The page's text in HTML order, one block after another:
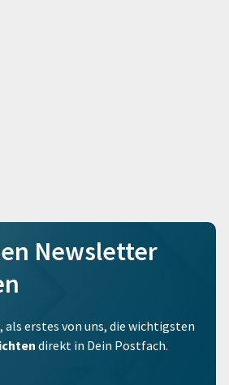
Newsletter
erstes von uns, die wichtigsten
direkt in Dein Postfach.